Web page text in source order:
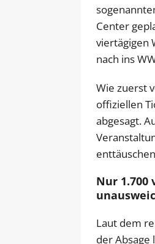
Center
viertägigen
nach ins
Wie zuerst
offiziellen
abgesagt.
Nur
Laut dem
der Absage